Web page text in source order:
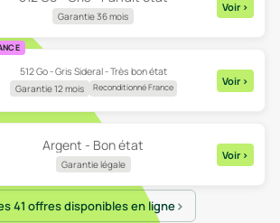
Garantie 36 mois
Voir >
512 Go - Gris Sideral - Très bon état
Garantie 12 mois
Reconditionné France Voir >
Argent - Bon état
Garantie légale
Voir >
41 offres disponibles en ligne